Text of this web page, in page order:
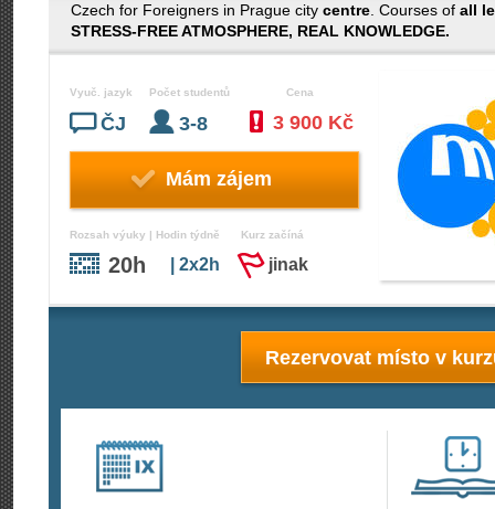
Czech for Foreigners in Prague city centre . Courses of all
STRESS-FREE ATMOSPHERE, REAL KNOWLEDGE.
Vyuč. jazyk
ČJ
Počet studentů
3-8
Cena
3 900 Kč
Mám zájem
Rozsah výuky | Hodin týdně
20h | 2x2h
Kurz začíná
jinak
Rezervovat místo v